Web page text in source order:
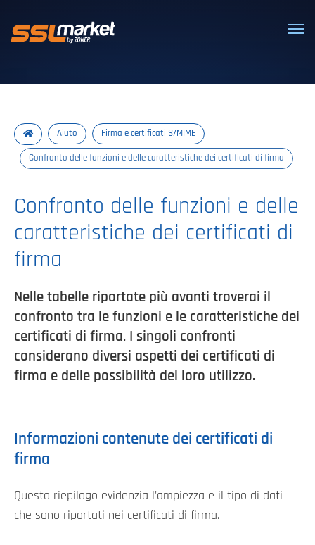
Aiuto Firma e certificati S/MIME
Confronto delle funzioni e delle caratteristiche dei certificati di firma
Confronto delle funzioni e delle
caratteristiche dei certificati di
firma
Nelle tabelle riportate più avanti troverai il
confronto tra le funzioni e le caratteristiche dei
certificati di firma. I singoli confronti
considerano diversi aspetti dei certificati di
firma e delle possibilità del loro utilizzo.
Informazioni contenute dei certificati di
firma
Questo riepilogo evidenzia l'ampiezza e il tipo di dati
che sono riportati nei certificati di firma.